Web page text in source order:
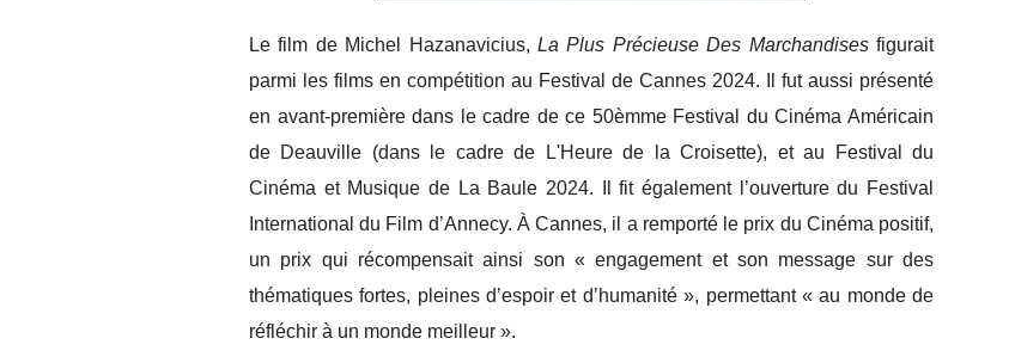
Le film de Michel Hazanavicius, La Plus Précieuse Des Marchandisesfigurait
parmi les films en compétition au Festival de Cannes 2024. Il fut aussi présenté
en avant-première dans le cadre de ce 50èmme Festival du Cinéma Américain
de Deauville (dans le cadre de L'Heure de la Croisette), et au Festival du
Cinéma et Musique de La Baule 2024. Il fit également l’ouverture du Festival
International du Film d’Annecy. À Cannes, il a remporté le prix du Cinéma positif,
un prix qui récompensait ainsi son « engagement et son message sur des
thématiques fortes, pleines d’espoir et d’humanité », permettant « au monde de
réfléchir à un monde meilleur ».